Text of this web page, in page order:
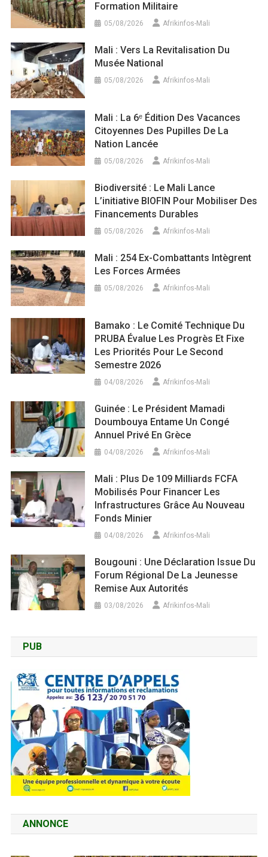
Formation Militaire
05/08/2026 Afrikinfos-Mali
Mali : Vers La Revitalisation Du
Musée National
05/08/2026 Afrikinfos-Mali
Mali : La 6ᵉ Édition Des Vacances
Citoyennes Des Pupilles De La
Nation Lancée
05/08/2026 Afrikinfos-Mali
Biodiversité : Le Mali Lance
L’initiative BIOFIN Pour Mobiliser Des
Financements Durables
05/08/2026 Afrikinfos-Mali
Mali : 254 Ex-Combattants Intègrent
Les Forces Armées
05/08/2026 Afrikinfos-Mali
Bamako : Le Comité Technique Du
PRUBA Évalue Les Progrès Et Fixe
Les Priorités Pour Le Second
Semestre 2026
04/08/2026 Afrikinfos-Mali
Guinée : Le Président Mamadi
Doumbouya Entame Un Congé
Annuel Privé En Grèce
04/08/2026 Afrikinfos-Mali
Mali : Plus De 109 Milliards FCFA
Mobilisés Pour Financer Les
Infrastructures Grâce Au Nouveau
Fonds Minier
04/08/2026 Afrikinfos-Mali
Bougouni : Une Déclaration Issue Du
Forum Régional De La Jeunesse
Remise Aux Autorités
03/08/2026 Afrikinfos-Mali
PUB
ANNONCE